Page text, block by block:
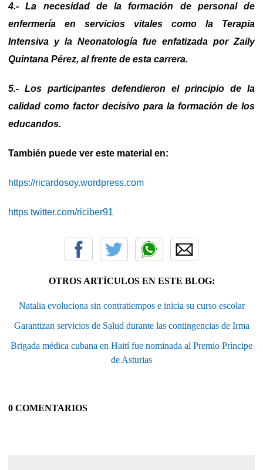
4.- La necesidad de la formación de personal de
enfermería en servicios vitales como la
Terapia
Intensiva y la Neonatología fue enfatizada por Zaily
Quintana Pérez, al frente de esta carrera.
5.- Los participantes defendieron el principio de la
calidad como factor decisivo para la formación de los
educandos.
También puede ver este material en:
https://ricardosoy.wordpress.com
https twitter.com/riciber91
OTROS ARTÍCULOS EN ESTE BLOG:
Natalia evoluciona sin contratiempos e inicia su curso escolar
Garantizan servicios de Salud durante las contingencias de Irma
Brigada médica cubana en Haití fue nominada al Premio Príncipe
de Asturias
0 COMENTARIOS